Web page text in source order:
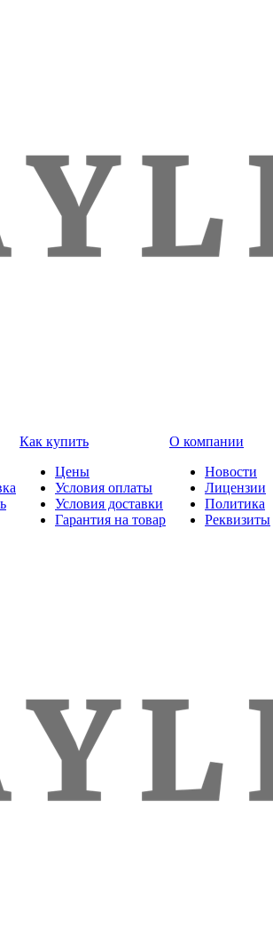
Как купить
Цены
Условия оплаты
Условия доставки
Гарантия на товар
О компании
Новости
Лицензии
Политика
Реквизиты